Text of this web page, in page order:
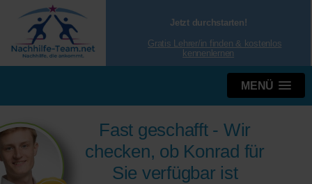
Jetzt durchstarten!
Gratis Lehrer/in finden & kostenlos
kennenlernen
MENÜ
Fast geschafft - Wir
checken, ob Konrad für
Sie verfügbar ist